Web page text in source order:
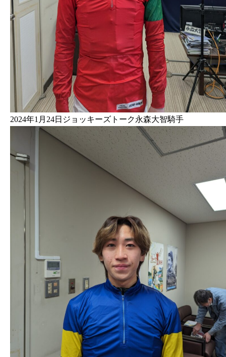
2024年1月24日ジョッキーズトーク永森大智騎手